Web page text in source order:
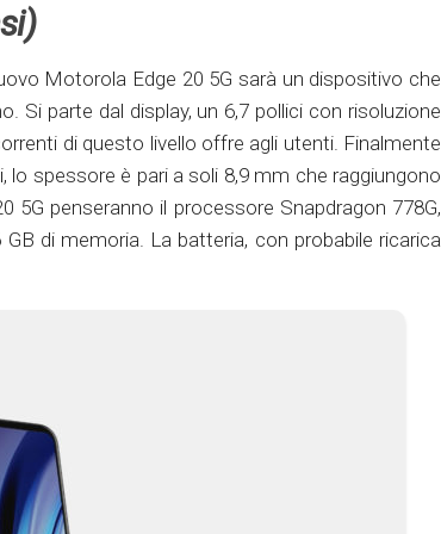
Motorola Edge 20 5G sarà un dispositivo che
Si parte dal display, un 6,7 pollici con risoluzione
di questo livello offre agli utenti. Finalmente
spessore è pari a soli 8,9 mm che raggiungono
5G penseranno il processore Snapdragon 778G,
di memoria. La batteria, con probabile ricarica